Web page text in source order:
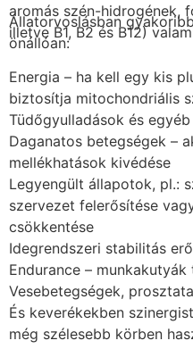
aromás szén-hidrogének,
illetve B1, B2 és B12)
Állatorvoslásban
önállóan:
Energia – ha kell egy kis
biztosítja mitochondriális
Tüdőgyulladások és
Daganatos betegségek –
mellékhatások kivédése
Legyengült állapotok, pl.:
szervezet felerősítése
csökkentése
Idegrendszeri stabilitás
Endurance –
Vesebetegségek,
És keverékekben
még szélesebb körben